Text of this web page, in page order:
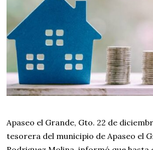
Apaseo el Grande, Gto. 22 de
tesorera del municipio de Apaseo el